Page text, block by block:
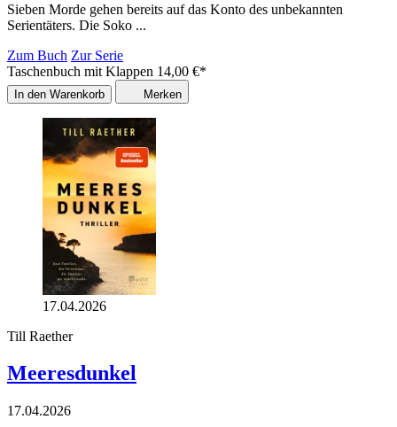
Sieben Morde gehen bereits auf das Konto des unbekannten
Serientäters. Die Soko ...
Zum Buch Zur Serie
Taschenbuch mit Klappen 14,00 €*
In den Warenkorb Merken
17.04.2026
Till Raether
Meeresdunkel
17.04.2026